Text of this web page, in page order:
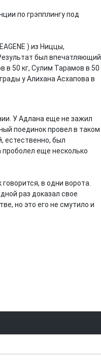
по грэпплингу под
) из Ниццы,
был впечатляющий
50 кг, Сулим Тарамов в 50
у Алихана Асхапова в
У Адлана еще не зажил
поединок провел в таком
естественно, был
еще несколько
в одни ворота.
раз доказал свое
но это его не смутило и